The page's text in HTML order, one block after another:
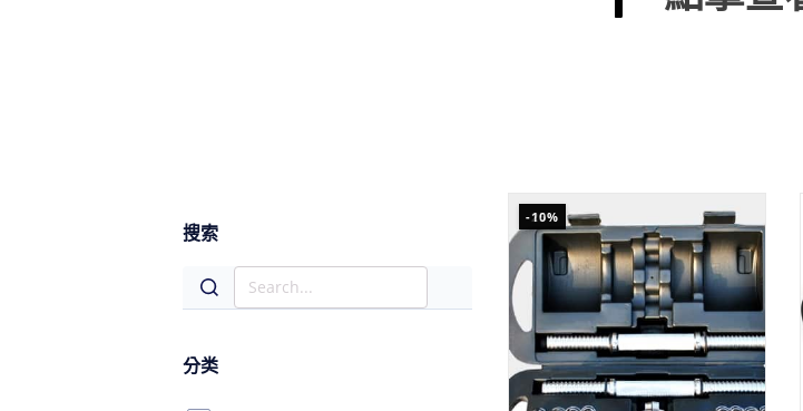
搜索
分类
-25%
-10%